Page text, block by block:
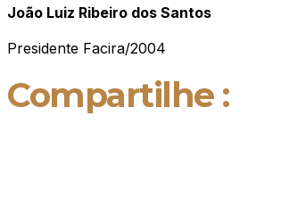
João Luiz Ribeiro dos Santos
Presidente Facira/2004
Compartilhe :